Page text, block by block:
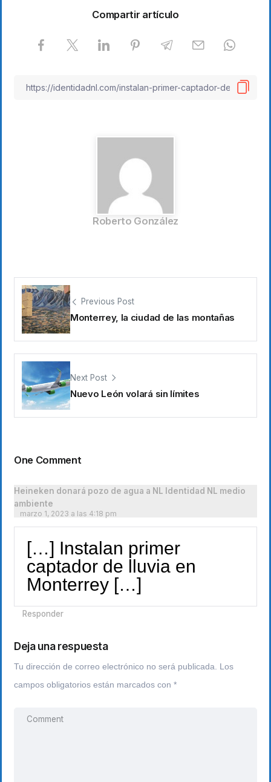
Compartir artículo
Roberto González
Previous Post
Monterrey, la ciudad de las montañas
Next Post
Nuevo León volará sin límites
One Comment
Heineken donará pozo de agua a NL Identidad NL medio
ambiente
marzo 1, 2023 a las 4:18 pm
[…] Instalan primer
captador de lluvia en
Monterrey […]
Responder
Deja una respuesta
Tu dirección de correo electrónico no será publicada.
Los
campos obligatorios están marcados con *